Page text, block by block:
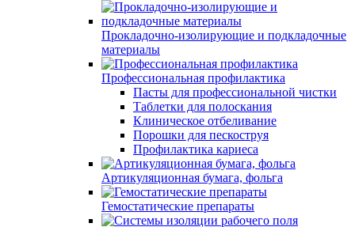
Прокладочно-изолирующие и подкладочные
материалы
Профессиональная профилактика
Пасты для профессиональной чистки
Таблетки для полоскания
Клиническое отбеливание
Порошки для пескоструя
Профилактика кариеса
Артикуляционная бумага, фольга
Гемостатические препараты